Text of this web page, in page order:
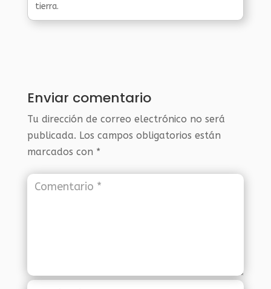
tierra.
Enviar comentario
Tu dirección de correo electrónico no será
publicada. Los campos obligatorios están
marcados con *